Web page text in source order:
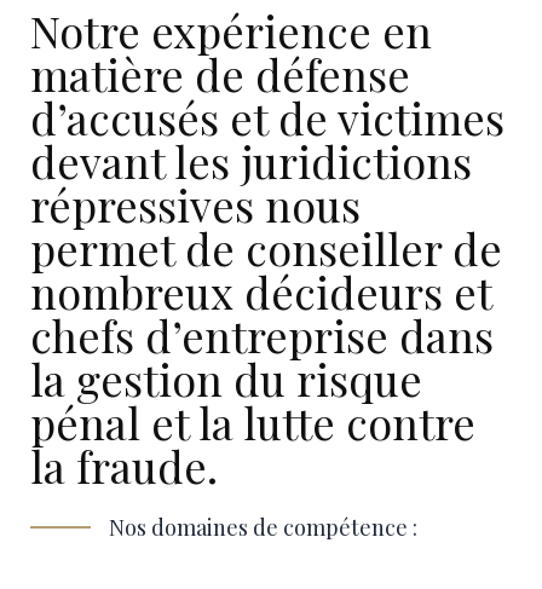
Notre expérience en
matière de défense
d’accusés et de victimes
devant les juridictions
répressives nous
permet de conseiller de
nombreux décideurs et
chefs d’entreprise dans
la gestion du risque
pénal et la lutte contre
la fraude.
Nos domaines de compétence :